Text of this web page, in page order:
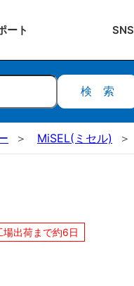
ート SNS
検索
MiSEL(ミセル)
場出荷まで約6日